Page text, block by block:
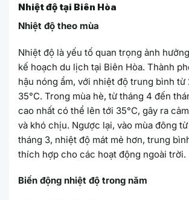
Nhiệt độ tại Biên Hòa
Nhiệt độ theo mùa
Nhiệt độ là yếu tố quan trọng ảnh
kế hoạch du lịch tại Biên Hòa. Thành
hậu nóng ẩm, với nhiệt độ trung bình từ
35°C. Trong mùa hè, từ tháng 4 đến
cao nhất có thể lên tới 35°C, gây ra
và khó chịu. Ngược lại, vào mùa đông từ
tháng 3, nhiệt độ mát mẻ hơn, trung
thích hợp cho các hoạt động ngoài trời.
Biến động nhiệt độ trong năm